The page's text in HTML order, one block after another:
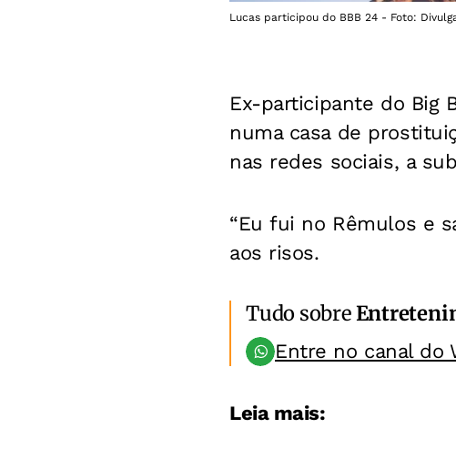
Lucas participou do BBB 24 - Foto:
Ex-participante do Big
numa casa de
nas redes sociais, a
“Eu fui no Rêmulos e
aos risos.
Tudo sobre
Entre no canal do
Leia mais: